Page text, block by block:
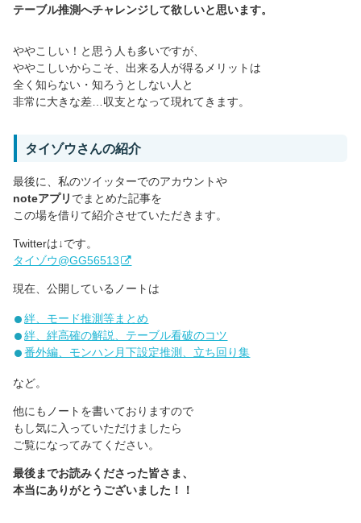
テーブル推測へチャレンジして欲しいと思います。
ややこしい！と思う人も多いですが、
ややこしいからこそ、出来る人が得るメリットは
全く知らない・知ろうとしない人と
非常に大きな差…収支となって現れてきます。
タイゾウさんの紹介
最後に、私のツイッターでのアカウントや
noteアプリ でまとめた記事を
この場を借りて紹介させていただきます。
Twitterは↓です。
タイゾウ@GG56513
現在、公開しているノートは
絆、モード推測等まとめ
絆、絆高確の解説、テーブル看破のコツ
番外編、モンハン月下設定推測、立ち回り集
など。
他にもノートを書いておりますので
もし気に入っていただけましたら
ご覧になってみてください。
最後までお読みくださった皆さま、
本当にありがとうございました！！